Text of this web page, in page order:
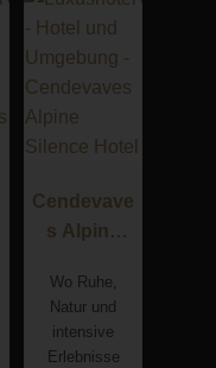
Cendevave
s Alpine
Hotel
Wo Ruhe,
Natur und
intensive
Erlebnisse